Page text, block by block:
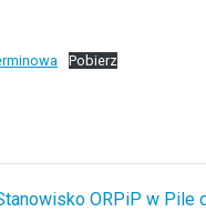
Pobierz
ORPiP w Pile